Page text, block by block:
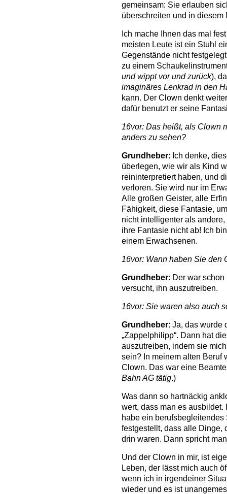
gemeinsam: Sie erlauben
überschreiten und in
Ich mache Ihnen das mal
meisten Leute ist ein Stuhl
Gegenstände nicht
zu einem
und wippt vor und zurück),
imaginäres Lenkrad in den
kann. Der Clown denkt
dafür benutzt er seine
16vor: Das heißt, als Clown
anders zu sehen?
Grundheber: Ich denke,
überlegen, wie wir als Kind
reininterpretiert haben, und
verloren. Sie wird nur im
Alle großen Geister, alle
Fähigkeit, diese Fantasie,
nicht intelligenter als
ihre Fantasie nicht ab! Ich
einem Erwachsenen.
16vor: Wann haben Sie den
Grundheber: Der war
versucht, ihn auszutreiben.
16vor: Sie waren also auch
Grundheber: Ja, das wurde
„Zappelphilipp“. Dann hat
auszutreiben, indem sie
sein? In meinem alten Beruf
Clown. Das war eine
Bahn AG tätig.)
Was dann so hartnäckig
wert, dass man es
habe ein
festgestellt, dass alle Dinge,
drin waren. Dann spricht
Und der Clown in mir, ist
Leben, der lässt mich auch
wenn ich in irgendeiner
wieder und es ist